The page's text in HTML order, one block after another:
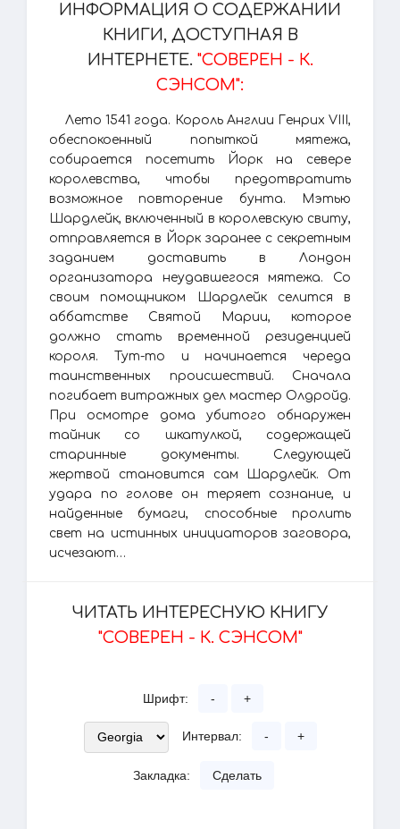
ИНФОРМАЦИЯ О СОДЕРЖАНИИ
КНИГИ, ДОСТУПНАЯ В
ИНТЕРНЕТЕ. "СОВЕРЕН - К.
СЭНСОМ":
Лето 1541 года. Король Англии Генрих VIII,
обеспокоенный попыткой мятежа,
собирается посетить Йорк на севере
королевства, чтобы предотвратить
возможное повторение бунта. Мэтью
Шардлейк, включенный в королевскую свиту,
отправляется в Йорк заранее с секретным
заданием доставить в Лондон
организатора неудавшегося мятежа. Со
своим помощником Шардлейк селится в
аббатстве Святой Марии, которое
должно стать временной резиденцией
короля. Тут-то и начинается череда
таинственных происшествий. Сначала
погибает витражных дел мастер Олдройд.
При осмотре дома убитого обнаружен
тайник со шкатулкой, содержащей
старинные документы. Следующей
жертвой становится сам Шардлейк. От
удара по голове он теряет сознание, и
найденные бумаги, способные пролить
свет на истинных инициаторов заговора,
исчезают…
ЧИТАТЬ ИНТЕРЕСНУЮ КНИГУ
"СОВЕРЕН - К. СЭНСОМ"
Шрифт: - +
Интервал: - +
Закладка: Сделать